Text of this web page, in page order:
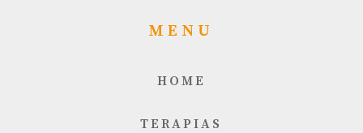
MENU
HOME
TERAPIAS